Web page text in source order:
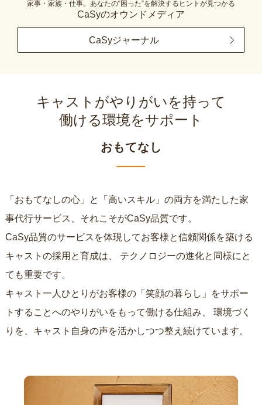
家事・家族・仕事。あなたの“困った”を解決するヒントが見つかる
CaSyのオウンドメディア
CaSyジャーナル
キャストがやりがいを持って
働ける環境をサポート
おもてなし
「おもてなしの心」と「高いスキル」の両方を満たした家
事代行サービス、それこそがCaSy品質です。
CaSy品質のサービスを体現してお客様と信頼関係を築ける
キャストの採用と育成は、
ても重要です。
キャスト一人ひとりがお客様の「笑顔の暮らし」をサポー
トすることへのやりがいをもって働ける仕組み、
りを、キャスト自身の声を活かしつつ整え続けています。